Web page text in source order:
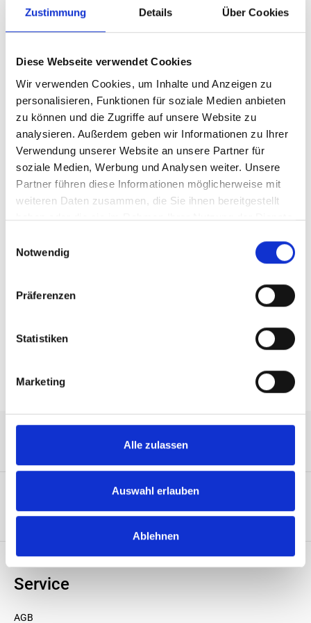
Zustimmung Details Über Cookies
Diese Webseite verwendet Cookies
Wir verwenden Cookies, um Inhalte und Anzeigen zu
personalisieren, Funktionen für soziale Medien anbieten
zu können und die Zugriffe auf unsere Website zu
analysieren. Außerdem geben wir Informationen zu Ihrer
Verwendung unserer Website an unsere Partner für
soziale Medien, Werbung und Analysen weiter. Unsere
Partner führen diese Informationen möglicherweise mit
weiteren Daten zusammen, die Sie ihnen bereitgestellt
haben oder die sie im Rahmen Ihrer Nutzung der Dienste
Notwendig
Präferenzen
Statistiken
Marketing
Alle zulassen
Auswahl erlauben
Ablehnen
software license for
Edgecore AS4610 1G
Produktnummer:
ANV-798LCLU1ZP2CMI00
Hersteller-Nr.:
798-LCLU1Z+P2CMI00
Hersteller:
NVIDIA
Verfügbarkeit:
Nicht lagernd
Lieferzeit:
Nicht mehr verfügbar
Preis auf Anfrage
Service-Hotline
Unternehmen
Service
AGB